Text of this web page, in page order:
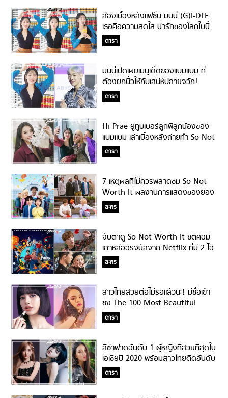
ส่องเบื้องหลังแฟชั่น มินนี่ (G)I-DLE
เธอคือความสดใส น่ารักของโลกใบนี้
ดารา
มินนี่เปิดเผยเมนูเด็ดของแบมแบม ที่
ต้องยกนิ้วให้กับเสน่ห์ปลายจวัก!
ดารา
Hi Prae ยูทูบเบอร์ลูกพี่ลูกน้องของ
แบมแบม เล่าเบื้องหลังถ่ายทำ So Not
Worth It กับยองแจและมินนี่!
ดารา
7 เหตุผลที่ไม่ควรพลาดชม So Not
Worth It ผลงานการแสดงของยอง
แจ – มินนี่
ละคร
จับตาดู So Not Worth It ซิตคอม
เกาหลีออริจินัลจาก Netflix ที่มี 2 ไอ
ดอลสุดฮ็อตร่วมแสดง!
ละคร
สาวไทยสวยต่อไม่รอแล้วนะ! มีชื่อเข้า
ชิง The 100 Most Beautiful
Faces 2020
ดารา
ลิซ่าฟาดอันดับ 1 ผู้หญิงที่สวยที่สุดใน
เอเชียปี 2020 พร้อมสาวไทยติดอันดับ
เพียบ!
ดารา